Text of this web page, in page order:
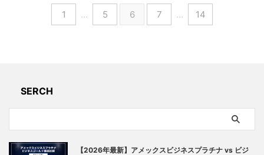
1 … 5 6 7 … 14
SERCH
【2026年最新】アメックスビジネスプラチナ vs ビジ